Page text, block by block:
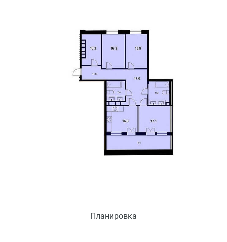
Планировка